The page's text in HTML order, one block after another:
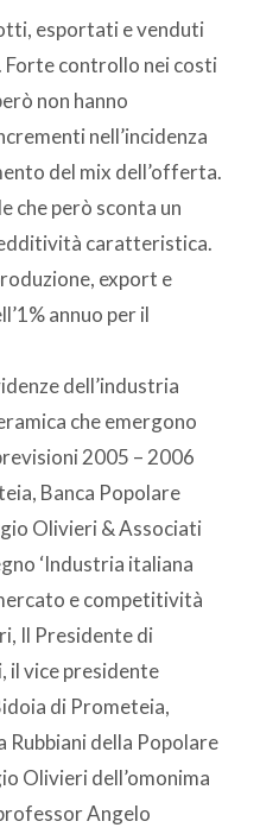
esportati e venduti
Forte controllo nei costi
non hanno
nell’incidenza
del mix dell’offerta.
che però sconta un
caratteristica.
export e
annuo per il
dell’industria
che emergono
2005 – 2006
Banca Popolare
Olivieri & Associati
‘Industria italiana
e competitività
Il Presidente di
il vice presidente
di Prometeia,
Rubbiani della Popolare
Olivieri dell’omonima
Angelo